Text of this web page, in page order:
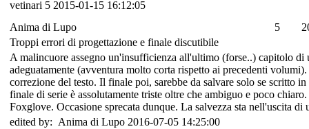
vetinari 5 2015-01-15 16:12:05
Anima di Lupo
5
Troppi errori di progettazione e finale discutibile
A malincuore assegno un'insufficienza all'ultimo (forse..) capitolo di
adeguatamente (avventura molto corta rispetto ai precedenti
correzione del testo. Il finale poi, sarebbe da salvare solo se scritto
finale di serie è assolutamente triste oltre che ambiguo e poco
Foxglove. Occasione sprecata dunque. La salvezza sta nell'uscita
edited by: Anima di Lupo 2016-07-05 14:25:00